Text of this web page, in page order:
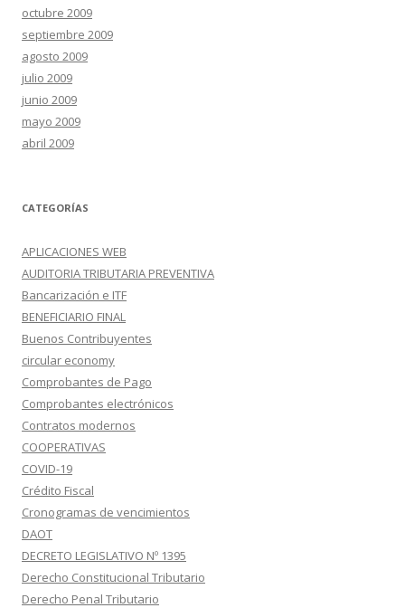
octubre 2009
septiembre 2009
agosto 2009
julio 2009
junio 2009
mayo 2009
abril 2009
CATEGORÍAS
APLICACIONES WEB
AUDITORIA TRIBUTARIA PREVENTIVA
Bancarización e ITF
BENEFICIARIO FINAL
Buenos Contribuyentes
circular economy
Comprobantes de Pago
Comprobantes electrónicos
Contratos modernos
COOPERATIVAS
COVID-19
Crédito Fiscal
Cronogramas de vencimientos
DAOT
DECRETO LEGISLATIVO Nº 1395
Derecho Constitucional Tributario
Derecho Penal Tributario